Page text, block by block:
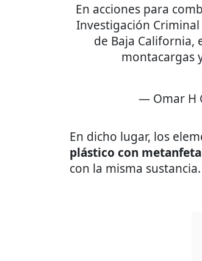
En acciones para
Investigación Criminal
de Baja California,
montacargas
— Omar H
En dicho lugar, los
plástico con
con la misma sustancia.